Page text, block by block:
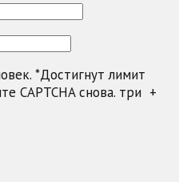
*Достигнут лимит
CAPTCHA снова. три +